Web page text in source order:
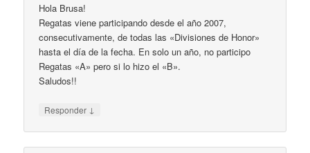
Hola Brusa!
Regatas viene participando desde el año 2007,
consecutivamente, de todas las «Divisiones de Honor»
hasta el día de la fecha. En solo un año, no participo
Regatas «A» pero si lo hizo el «B».
Saludos!!
Responder ↓